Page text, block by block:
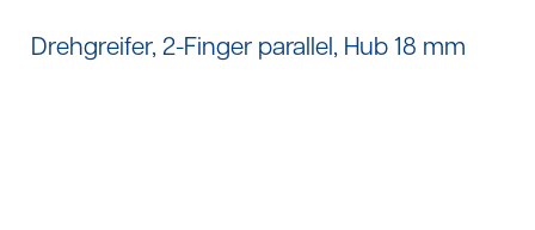
Drehgreifer, 2-Finger parallel, Hub 18 mm